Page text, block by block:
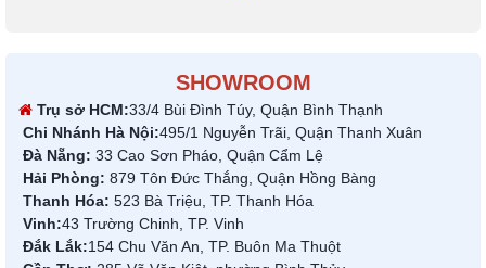
SHOWROOM
Trụ sở HCM:33/4 Bùi Đình Túy, Quận Bình Thạnh
Chi Nhánh Hà Nội:495/1 Nguyễn Trãi, Quận Thanh Xuân
Đà Nẵng: 33 Cao Sơn Pháo, Quận Cẩm Lệ
Hải Phòng: 879 Tôn Đức Thắng, Quận Hồng Bàng
Thanh Hóa: 523 Bà Triệu, TP. Thanh Hóa
Vinh:43 Trường Chinh, TP. Vinh
Đắk Lắk:154 Chu Văn An, TP. Buôn Ma Thuột